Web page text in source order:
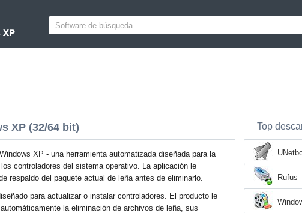
XP (32/64 bit)
XP - una herramienta automatizada diseñada para la
controladores del sistema operativo. La aplicación le
respaldo del paquete actual de leña antes de eliminarlo.
para actualizar o instalar controladores. El producto le
la eliminación de archivos de leña, sus
Top
Rufus